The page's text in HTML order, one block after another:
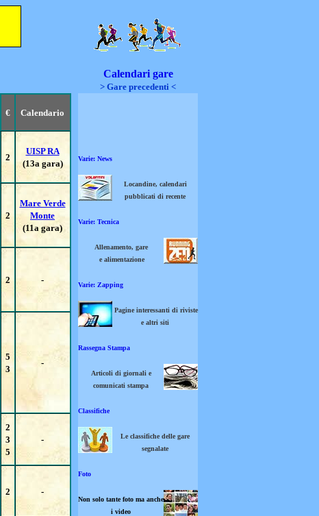
Calendari gare
> Gare precedenti <
€ Calendario
2
UISP RA
(13a gara)
2
Mare Verde
Monte
(11a gara)
2 -
5
3
-
2
3
5
-
2 -
Varie: News
Locandine, calendari
pubblicati di recente
Varie: Tecnica
Allenamento, gare
e alimentazione
Varie: Zapping
Pagine interessanti di riviste
e altri siti
Rassegna Stampa
Articoli di giornali e
comunicati stampa
Classifiche
Le classifiche delle gare
segnalate
Foto
Non solo tante foto ma anche
i video